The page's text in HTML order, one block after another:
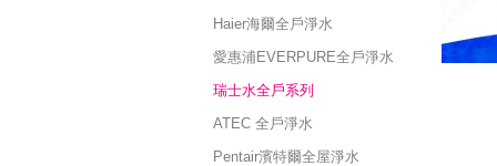
Haier海爾全戶淨水
愛惠浦EVERPURE全戶淨水
瑞士水全戶系列
ATEC 全戶淨水
Pentair濱特爾全屋淨水